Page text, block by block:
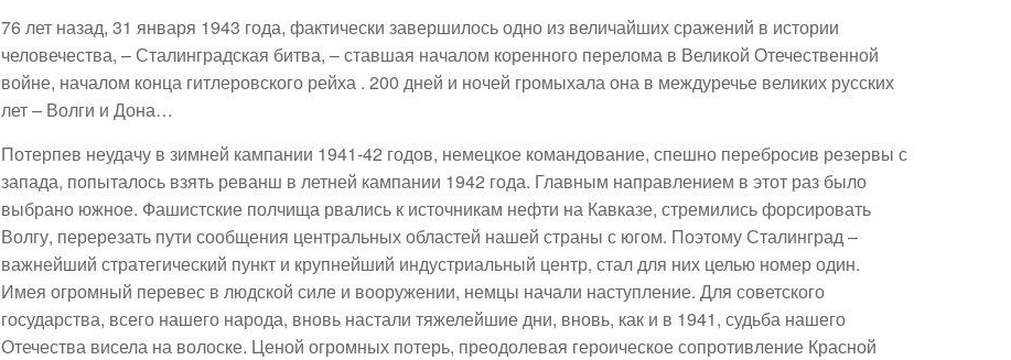
76 лет назад, 31 января 1943 года, фактически завершилось одно из величайших сражений в истории
человечества, – Сталинградская битва, – ставшая началом коренного перелома в Великой Отечественной
войне, началом конца гитлеровского рейха . 200 дней и ночей громыхала она в междуречье великих русских
лет – Волги и Дона…
Потерпев неудачу в зимней кампании 1941-42 годов, немецкое командование, спешно перебросив резервы с
запада, попыталось взять реванш в летней кампании 1942 года. Главным направлением в этот раз было
выбрано южное. Фашистские полчища рвались к источникам нефти на Кавказе, стремились форсировать
Волгу, перерезать пути сообщения центральных областей нашей страны с югом. Поэтому Сталинград –
важнейший стратегический пункт и крупнейший индустриальный центр, стал для них целью номер один.
Имея огромный перевес в людской силе и вооружении, немцы начали наступление. Для советского
государства, всего нашего народа, вновь настали тяжелейшие дни, вновь, как и в 1941, судьба нашего
Отечества висела на волоске. Ценой огромных потерь, преодолевая героическое сопротивление Красной